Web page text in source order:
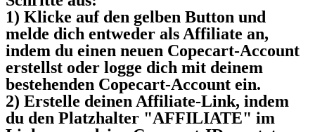
1) Klicke auf den gelben Button und
melde dich entweder als Affiliate an,
indem du einen neuen Copecart-Account
erstellst oder logge dich mit deinem
bestehenden Copecart-Account ein.
2) Erstelle deinen Affiliate-Link, indem
du den Platzhalter "AFFILIATE" im